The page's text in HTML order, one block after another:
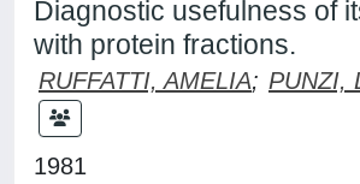
Diagnostic usefulness of
with protein fractions.
RUFFATTI, AMELIA; PUNZI,
1981